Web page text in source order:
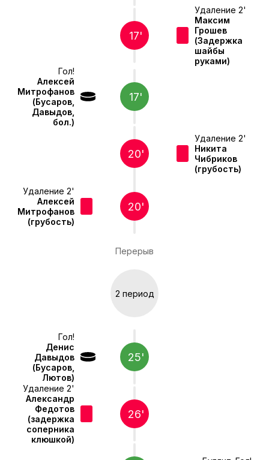
17'
Удаление 2'
Максим
Грошев
(Задержка
шайбы
руками)
Гол!
Алексей
Митрофанов
(Бусаров,
Давыдов,
бол.)
17'
20'
Удаление 2'
Никита
Чибриков
(грубость)
Удаление 2'
Алексей
Митрофанов
(грубость)
20'
Перерыв
2 период
Гол!
Денис
Давыдов
(Бусаров,
Лютов)
25'
Удаление 2'
Александр
Федотов
(задержка
соперника
клюшкой)
26'